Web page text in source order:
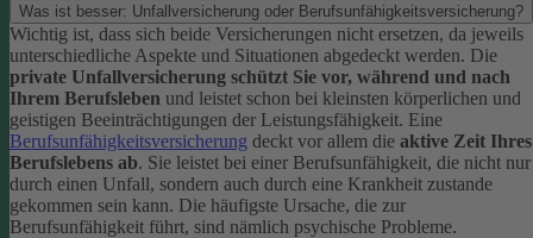
Was ist besser: Unfallversicherung oder Berufsunfähigkeitsversicherung?
Wichtig ist, dass sich beide Versicherungen nicht ersetzen, da jeweils
unterschiedliche Aspekte und Situationen abgedeckt werden. Die
private Unfallversicherung schützt Sie vor, während und nach
Ihrem Berufsleben und leistet schon bei kleinsten körperlichen und
geistigen Beeinträchtigungen der Leistungsfähigkeit. Eine
Berufsunfähigkeitsversicherung deckt vor allem die aktive Zeit Ihres
Berufslebens ab. Sie leistet bei einer Berufsunfähigkeit, die nicht nur
durch einen Unfall, sondern auch durch eine Krankheit zustande
gekommen sein kann. Die häufigste Ursache, die zur
Berufsunfähigkeit führt, sind nämlich psychische Probleme.